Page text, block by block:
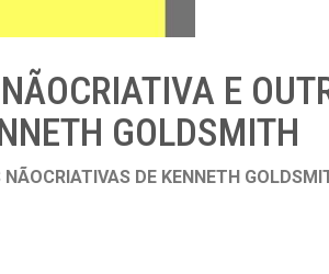
E
GOLDSMITH
DE KENNETH